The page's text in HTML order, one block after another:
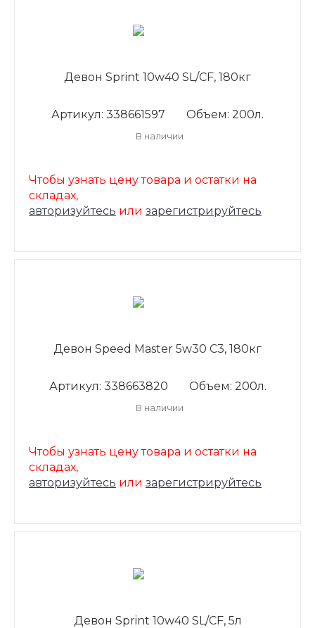
Девон Sprint 10w40 SL/CF, 180кг
Артикул: 338661597 Объем: 200л.
В наличии
Чтобы узнать цену товара и остатки на
складах,
авторизуйтесь или зарегистрируйтесь
Девон Speed Master 5w30 C3, 180кг
Артикул: 338663820 Объем: 200л.
В наличии
Чтобы узнать цену товара и остатки на
складах,
авторизуйтесь или зарегистрируйтесь
Девон Sprint 10w40 SL/CF, 5л